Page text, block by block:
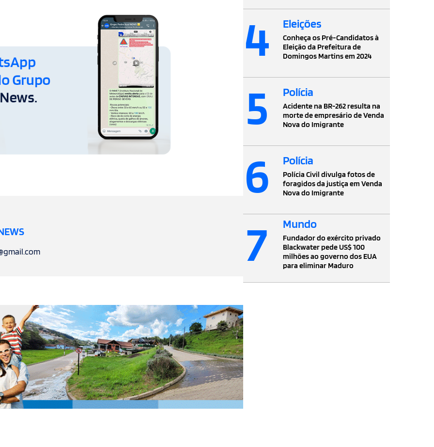
4 Eleições
Conheça os Pré-Candidatos à
Eleição da Prefeitura de
Domingos Martins em 2024
5 Polícia
Acidente na BR-262 resulta na
morte de empresário de Venda
Nova do Imigrante
6 Polícia
Polícia Civil divulga fotos de
foragidos da justiça em Venda
Nova do Imigrante
7 Mundo
Fundador do exército privado
Blackwater pede US$ 100
milhões ao governo dos EUA
para eliminar Maduro